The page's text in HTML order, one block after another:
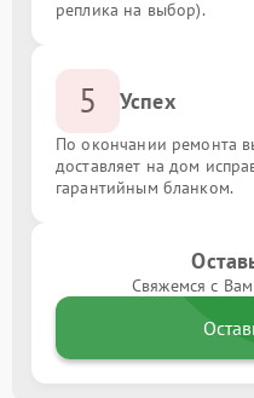
реплика на выбор).
5 Успех
По окончании ремонта
доставляет на дом
гарантийным бланком.
Свяжемся с